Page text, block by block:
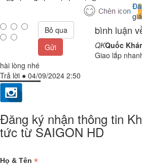
Bỏ qua
Gửi
bình luận
QKQuốc
Giao lắp
hài lòng nhé
Trả lời ● 04/09/2024 2:50
Đăng ký nhận thông tin
tức từ SAIGON HD
Họ & Tên *